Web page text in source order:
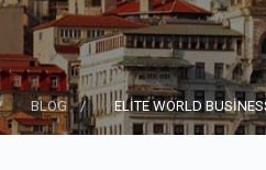
BLOG ELİTE WORLD